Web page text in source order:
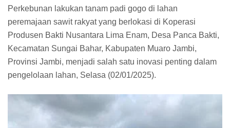
Perkebunan lakukan tanam padi gogo di lahan
peremajaan sawit rakyat yang berlokasi di Koperasi
Produsen Bakti Nusantara Lima Enam, Desa Panca Bakti,
Kecamatan Sungai Bahar, Kabupaten Muaro Jambi,
Provinsi Jambi, menjadi salah satu inovasi penting dalam
pengelolaan lahan, Selasa (02/01/2025).